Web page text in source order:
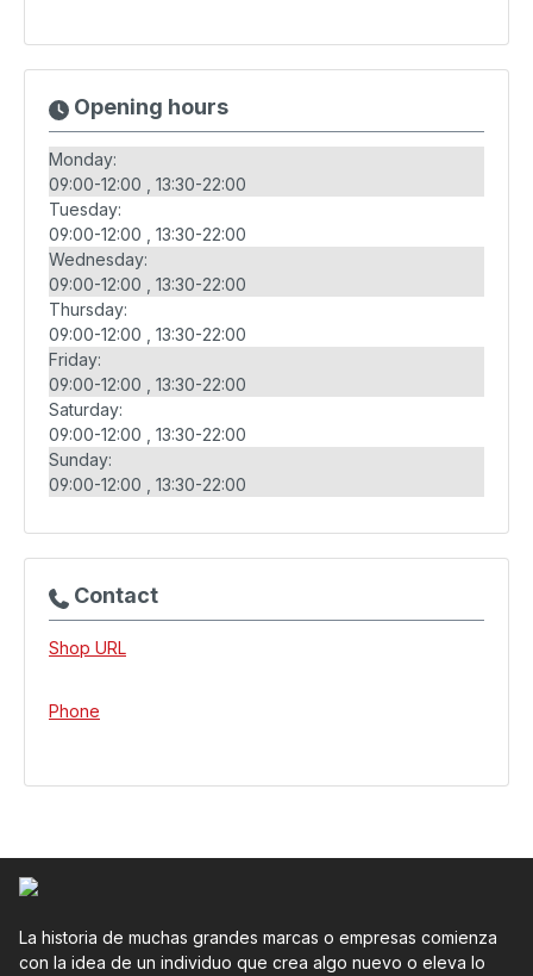
Opening hours
Monday:
09:00-12:00
13:30-22:00
Tuesday:
09:00-12:00
13:30-22:00
Wednesday:
09:00-12:00
13:30-22:00
Thursday:
09:00-12:00
13:30-22:00
Friday:
09:00-12:00
13:30-22:00
Saturday:
09:00-12:00
13:30-22:00
Sunday:
09:00-12:00
13:30-22:00
Contact
Shop URL
Phone
La historia de muchas grandes marcas o empresas comienza
con la idea de un individuo que crea algo nuevo o eleva lo